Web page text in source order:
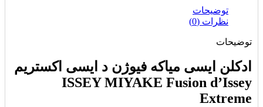
توضیحات
نظرات (0)
توضیحات
ادکلن ایسی میاکه فیوژن د ایسی اکستریم
ISSEY MIYAKE Fusion d’Issey
Extreme